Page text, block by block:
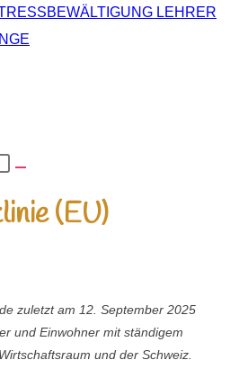
LEHRER
(EU)
zuletzt am 12. September 2025
und Einwohner mit ständigem
und der Schweiz.